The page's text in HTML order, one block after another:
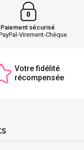
Paiement sécurisé
Virement-Chèque
Votre fidélité
récompensée